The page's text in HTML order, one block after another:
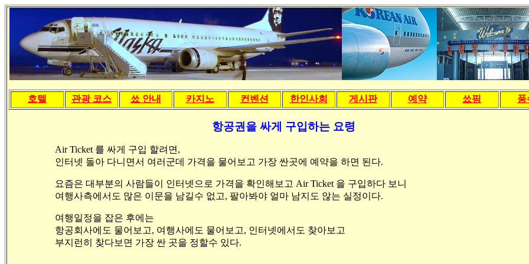
호텔 관광 코스 쑈 안내 카지노 컨벤션 한인사회 게시판 예약 쑈핑 풍
항공권을 싸게 구입하는 요령
Air Ticket 를 싸게 구입 할려면,
인터넷 돌아 다니면서 여러군데 가격을 물어보고 가장 싼곳에 예약을 하면 된다.
요즘은 대부분의 사람들이 인터넷으로 가격을 확인해보고 Air Ticket 을 구입하다 보니
여행사측에서도 많은 이문을 남길수 없고, 팔아봐야 얼마 남지도 않는 실정이다.
여행일정을 잡은 후에는
항공회사에도 물어보고, 여행사에도 물어보고, 인터넷에서도 찾아보고
부지런히 찾다보면 가장 싼 곳을 정할수 있다.